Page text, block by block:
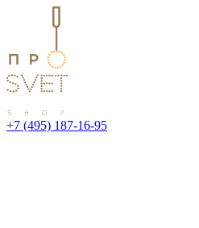
+7 (495) 187-16-95